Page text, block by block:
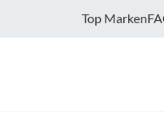
Top Marken